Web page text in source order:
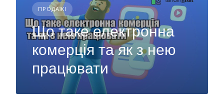
ПРОДАЖІ
Що таке електронна
комерція та як з нею
працювати